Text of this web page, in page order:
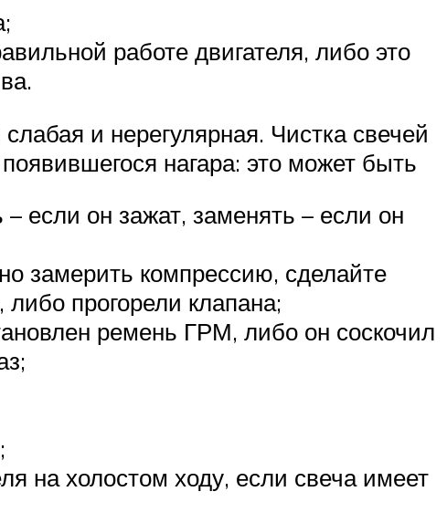
работе двигателя, либо это
и нерегулярная. Чистка свечей
нагара: это может быть
– если он зажат, заменять – если он
замерить компрессию, сделайте
прогорели клапана;
ремень ГРМ, либо он соскочил
на холостом ходу, если свеча имеет